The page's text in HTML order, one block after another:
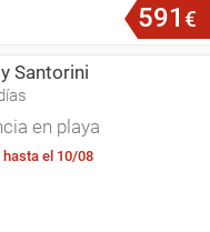
591 €
Santorini
en playa
hasta el 10/08